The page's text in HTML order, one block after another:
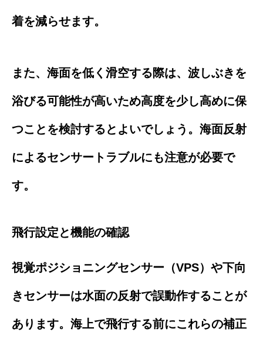
着を減らせます。
また、海面を低く滑空する際は、波しぶきを
浴びる可能性が高いため高度を少し高めに保
つことを検討するとよいでしょう。海面反射
によるセンサートラブルにも注意が必要で
す。
飛行設定と機能の確認
視覚ポジショニングセンサー（VPS）や下向
きセンサーは水面の反射で誤動作することが
あります。海上で飛行する前にこれらの補正